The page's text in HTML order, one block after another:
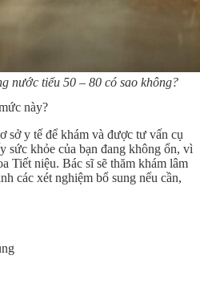
nước tiểu 50 – 80 có sao không?
này?
sở y tế để khám và được tư vấn cụ
sức khỏe của bạn đang không ổn, vì
Tiết niệu. Bác sĩ sẽ thăm khám lâm
các xét nghiệm bổ sung nếu cần,